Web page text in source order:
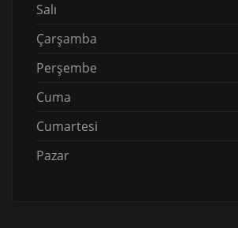
Salı
Çarşamba
Perşembe
Cuma
Cumartesi
Pazar